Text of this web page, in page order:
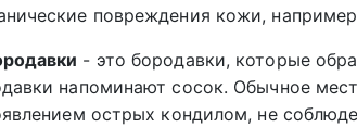
повреждения кожи,
- это бородавки, которые
напоминают сосок. Обычное
острых кондилом, не